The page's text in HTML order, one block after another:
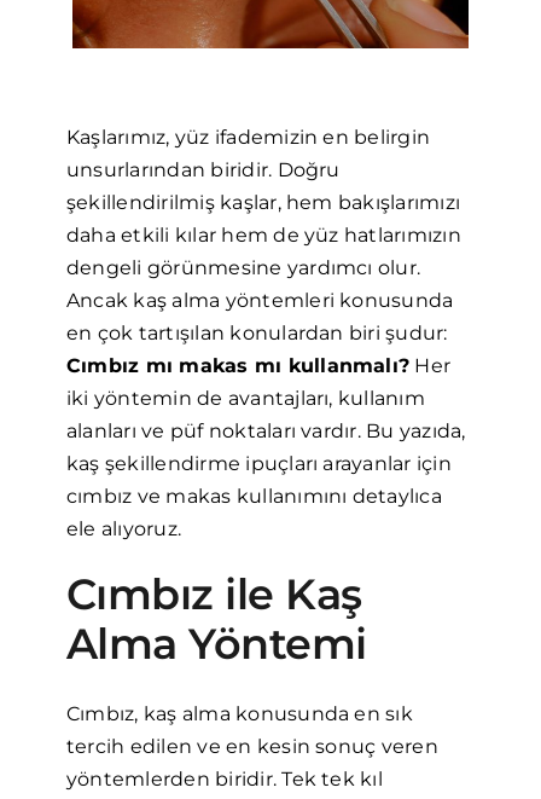
Kaşlarımız, yüz ifademizin en belirgin
unsurlarından biridir. Doğru
şekillendirilmiş kaşlar, hem bakışlarımızı
daha etkili kılar hem de yüz hatlarımızın
dengeli görünmesine yardımcı olur.
Ancak kaş alma yöntemleri konusunda
en çok tartışılan konulardan biri şudur:
Cımbız mı makas mı kullanmalı? Her
iki yöntemin de avantajları, kullanım
alanları ve püf noktaları vardır. Bu yazıda,
kaş şekillendirme ipuçları arayanlar için
cımbız ve makas kullanımını detaylıca
ele alıyoruz.
Cımbız ile Kaş
Alma Yöntemi
Cımbız, kaş alma konusunda en sık
tercih edilen ve en kesin sonuç veren
yöntemlerden biridir. Tek tek kıl